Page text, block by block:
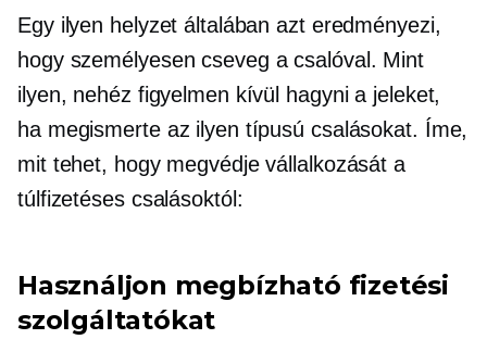
Egy ilyen helyzet általában azt eredményezi,
hogy személyesen cseveg a csalóval. Mint
ilyen, nehéz figyelmen kívül hagyni a jeleket,
ha megismerte az ilyen típusú csalásokat. Íme,
mit tehet, hogy megvédje vállalkozását a
túlfizetéses csalásoktól:
Használjon megbízható fizetési
szolgáltatókat